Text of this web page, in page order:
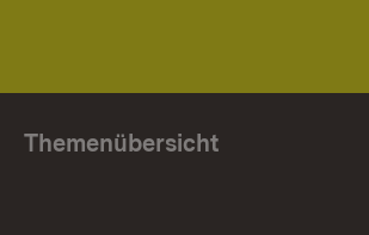
Themenübersicht